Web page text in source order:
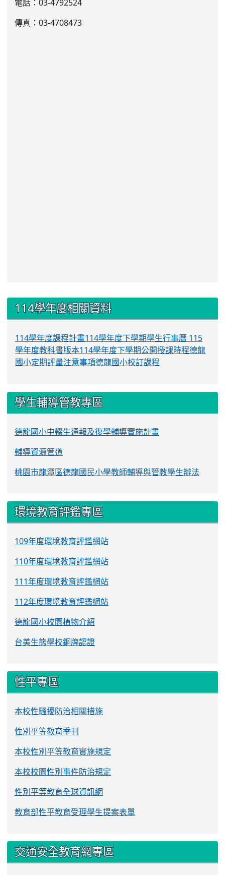
電話：03-4792524
傳真：03-4708473
::: 114學年度相關資料
114學年度課程計畫114學年度下學期學生行事曆 115
學年度教科書版本114學年度下學期公開授課時程德龍
國小定期評量注意事項德龍國小校訂課程
學生輔導管教專區
德龍國小中輟生通報及復學輔導實施計畫
輔導資源管道
桃園市龍潭區德龍國民小學教師輔導與管教學生辦法
環境教育評鑑專區
109年度環境教育評鑑網站
110年度環境教育評鑑網站
111年度環境教育評鑑網站
112年度環境教育評鑑網站
德龍國小校園植物介紹
台美生態學校銅牌認證
性平專區
本校性騷擾防治相關措施
性別平等教育季刊
本校性別平等教育實施規定
本校校園性別事件防治規定
性別平等教育全球資訊網
教育部性平教育受理學生提案表單
交通安全教育網專區